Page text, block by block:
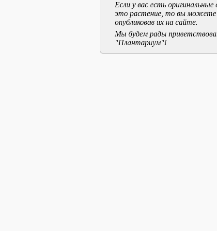
Если у вас есть
это растение, то вы можете
опубликовав их на сайте.
Мы будем рады
"Плантариум"!